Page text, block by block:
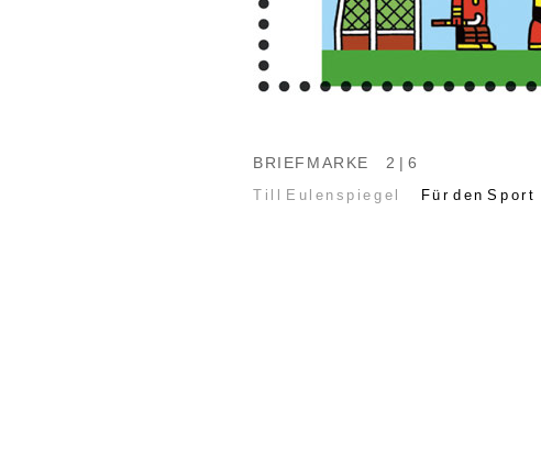
BRIEFMARKE 2 | 6
Till Eulenspiegel Für den Sport